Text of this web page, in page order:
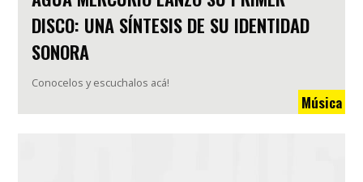
DISCO: UNA SÍNTESIS DE SU IDENTIDAD
SONORA
Conocelos y escuchalos acá!
Música